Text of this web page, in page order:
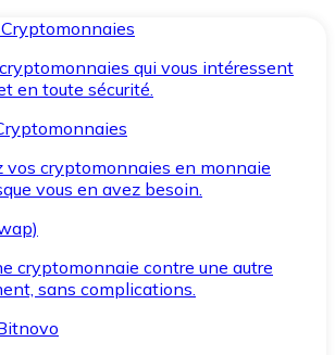
qui vous intéressent
en toute sécurité.
vos cryptomonnaies en monnaie
vous en avez besoin.
cryptomonnaie contre une autre
sans complications.